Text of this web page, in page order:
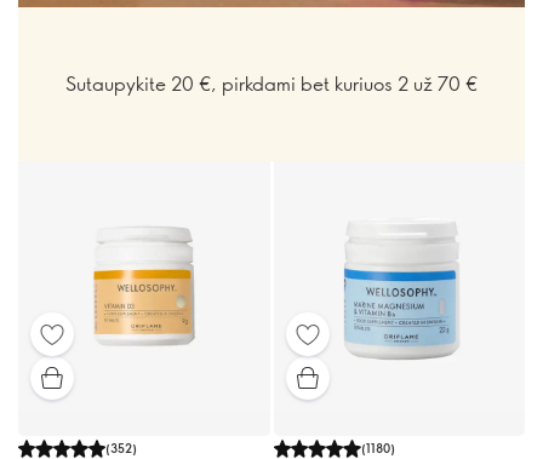
Sutaupykite 20 €, pirkdami bet kuriuos 2 už 70 €
(352)
(1180)